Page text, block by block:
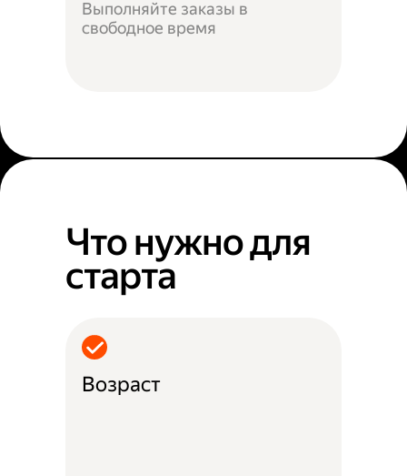
Выполняйте заказы в
свободное время
Что нужно для
старта
Возраст